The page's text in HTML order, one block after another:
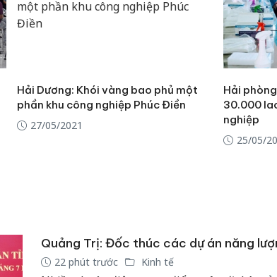
Hải Dương: Khói vàng bao phủ một
phần khu công nghiệp Phúc Điền
27/05/2021
Hải
30.000
nghiệp
25/05/
Quảng Trị: Đốc thúc các dự án năng
22 phút trước Kinh tế